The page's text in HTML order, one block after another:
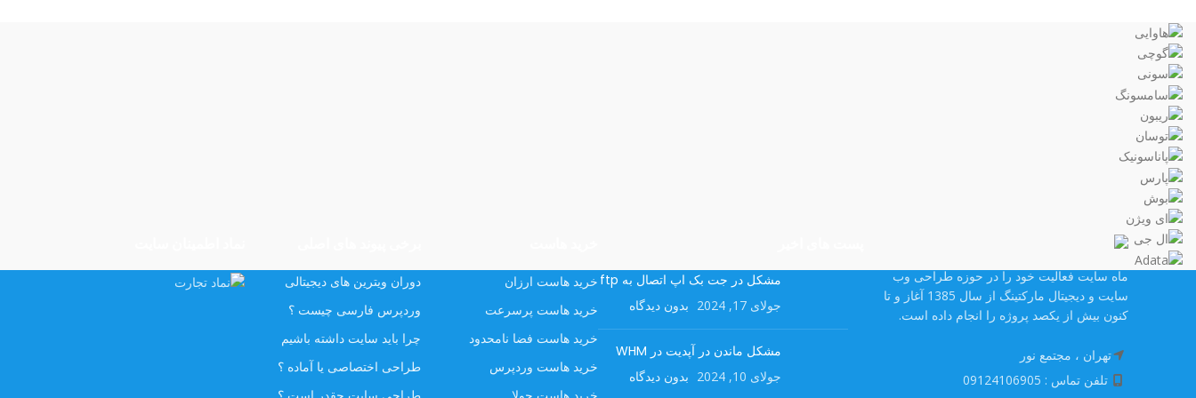
ماه سایت فعالیت خود را در حوزه طراحی وب
سایت و دیجیتال مارکتینگ از سال 1385 آغاز و تا
کنون بیش از یکصد پروژه را انجام داده است.
تهران ، مجتمع نور
تلفن تماس : 09124106905
مشکل در جت بک اپ اتصال به ftp
جولای 17, 2024 بدون دیدگاه
مشکل ماندن در آپدیت در WHM
جولای 10, 2024 بدون دیدگاه
خرید هاست ارزان
خرید هاست پرسرعت
خرید هاست فضا نامحدود
خرید هاست وردپرس
خرید هاست جولا
دوران ویترین های دیجیتالی
وردپرس فارسی چیست ؟
چرا باید سایت داشته باشیم
طراحی اختصاصی یا آماده ؟
طراحی سایت چقدر است ؟